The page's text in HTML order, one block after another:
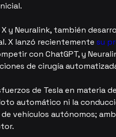
y Neuralink, también
X lanzó recientemente su
con ChatGPT, y
de cirugía
de Tesla en materia
automático ni la
vehículos autónomos;